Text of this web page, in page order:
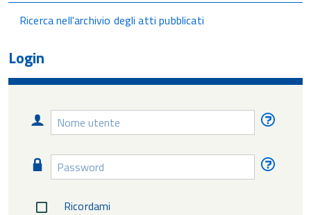
Ricerca nell'archivio degli atti pubblicati
Login
Nome
utente
Password
Ricordami